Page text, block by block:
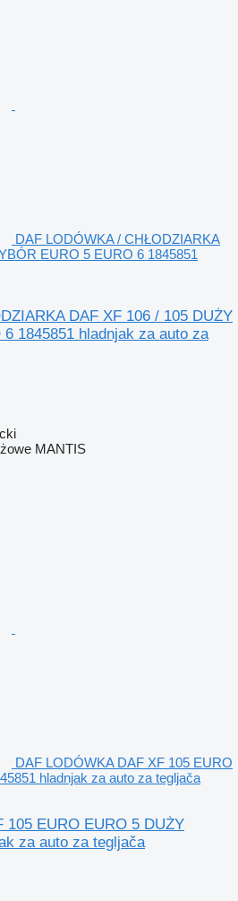
DAF LODÓWKA / CHŁODZIARKA
EURO 5 EURO 6 1845851
DAF XF 106 / 105 DUŻY
1845851 hladnjak za auto za
MANTIS
DAF LODÓWKA DAF XF 105 EURO
hladnjak za auto za tegljača
105 EURO EURO 5 DUŻY
za auto za tegljača